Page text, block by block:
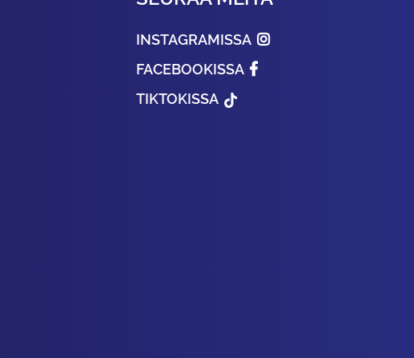
INSTAGRAMISSA
FACEBOOKISSA
TIKTOKISSA